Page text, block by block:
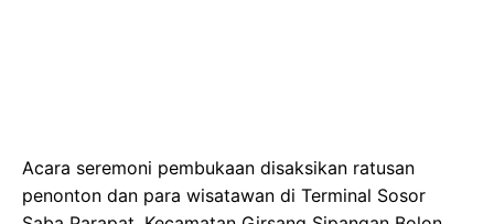
Acara seremoni pembukaan disaksikan ratusan
penonton dan para wisatawan di Terminal Sosor